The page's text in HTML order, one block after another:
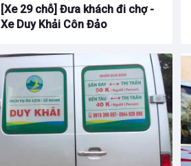
[Xe 29 chỗ] Đưa khách đi chợ -
Xe Duy Khải Côn Đảo